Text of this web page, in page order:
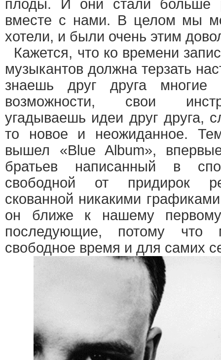
плоды. И они стали больше
вместе с нами. В целом мы
хотели, и были очень этим
Кажется, что ко времени
музыкантов должна терзать
знаешь друг друга многие
возможности, свои
угадываешь идеи друг друга,
то новое и неожиданное.
вышел «Blue Album»,
братьев написанный в
свободной от придирок
скованной никакими
он ближе к нашему
последующие, потому
свободное время и для самих